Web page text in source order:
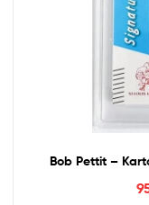
Bob Pettit –